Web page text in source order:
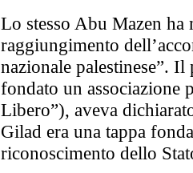
Lo stesso Abu Mazen
raggiungimento
nazionale palestinese”.
fondato un
Libero”), aveva
Gilad era una tappa
riconoscimento dello